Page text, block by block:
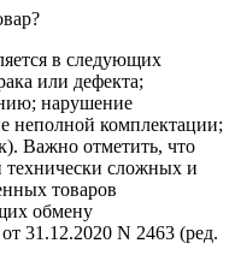
в следующих
или дефекта;
нарушение
неполной комплектации;
Важно отметить, что
технически сложных и
товаров
обмену
31.12.2020 N 2463 (ред.